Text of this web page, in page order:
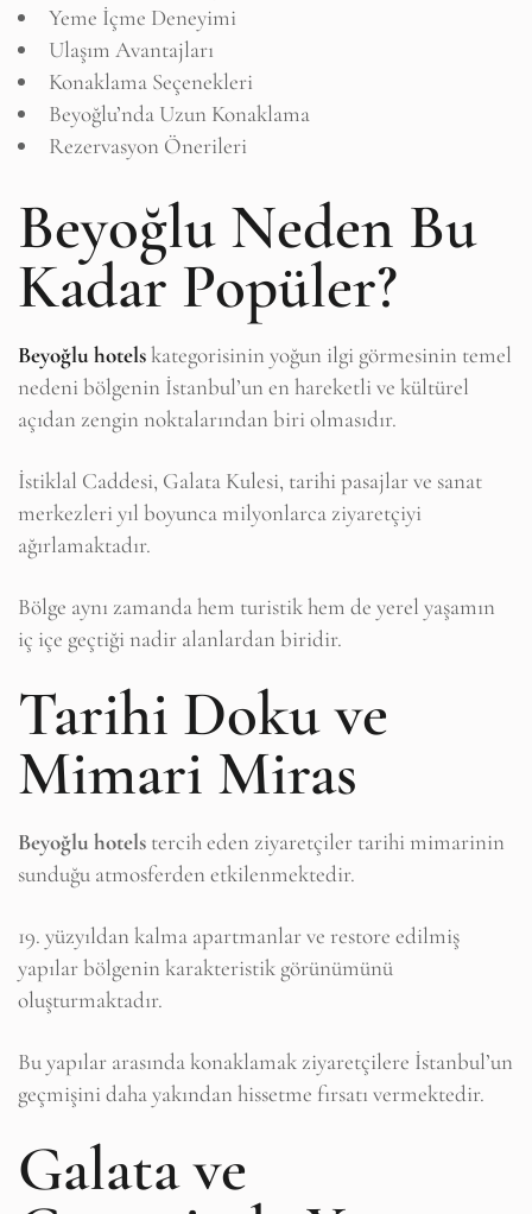
Yeme İçme Deneyimi
Ulaşım Avantajları
Konaklama Seçenekleri
Beyoğlu’nda Uzun Konaklama
Rezervasyon Önerileri
Beyoğlu Neden Bu
Kadar Popüler?
Beyoğlu hotelskategorisinin yoğun ilgi görmesinin temel
nedeni bölgenin İstanbul’un en hareketli ve kültürel
açıdan zengin noktalarından biri olmasıdır.
İstiklal Caddesi, Galata Kulesi, tarihi pasajlar ve sanat
merkezleri yıl boyunca milyonlarca ziyaretçiyi
ağırlamaktadır.
Bölge aynı zamanda hem turistik hem de yerel yaşamın
iç içe geçtiği nadir alanlardan biridir.
Tarihi Doku ve
Mimari Miras
Beyoğlu hotels tercih eden ziyaretçiler tarihi mimarinin
sunduğu atmosferden etkilenmektedir.
19. yüzyıldan kalma apartmanlar ve restore edilmiş
yapılar bölgenin karakteristik görünümünü
oluşturmaktadır.
Bu yapılar arasında konaklamak ziyaretçilere İstanbul’un
geçmişini daha yakından hissetme fırsatı vermektedir.
Galata ve